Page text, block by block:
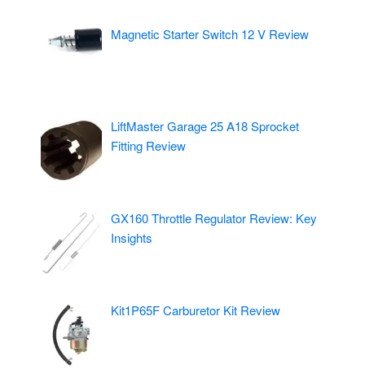
Magnetic Starter Switch 12 V Review
LiftMaster Garage 25 A18 Sprocket
Fitting Review
GX160 Throttle Regulator Review: Key
Insights
Kit1P65F Carburetor Kit Review